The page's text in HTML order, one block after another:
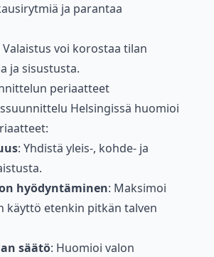
ja parantaa
Valaistus voi korostaa tilan
ja sisustusta.
periaatteet
Helsingissä huomioi
: Yhdistä yleis-, kohde- ja
hyödyntäminen: Maksimoi
käyttö etenkin pitkän talven
säätö: Huomioi valon